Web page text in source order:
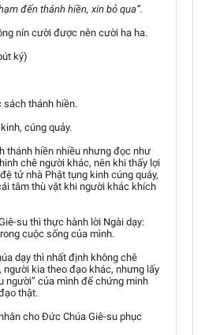
đến thánh hiền, xin bỏ qua”.
nín cười được nên cười ha ha.
ký)
sách thánh hiền.
cúng quảy.
thánh hiền nhiều nhưng đọc như
chê người khác, nên khi thấy lợi
tử nhà Phật tụng kinh cúng quảy,
tâm thù vặt khi người khác khích
su thì thực hành lời Ngài dạy:
cuộc sống của mình.
dạy thì nhất định không chê
người kia theo đạo khác, nhưng lấy
người” của mình để chứng minh
thật.
cho Đức Chúa Giê-su phục